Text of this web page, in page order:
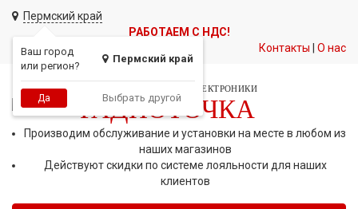
Пермский край
Ваш город
или регион?
Пермский край
Да Выбрать другой
РАБОТАЕМ С НДС!
Контакты
О нас
СЕТЬ МАГАЗИНОВ АВТОЭЛЕКТРОНИКИ
РАДИОТОЧКА
Производим обслуживание и установки на месте в любом из
наших магазинов
Действуют скидки по системе лояльности для наших
клиентов